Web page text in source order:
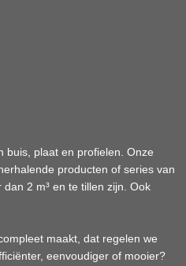
buis, plaat en profielen. Onze
producten of series van
2 m³ en te tillen zijn. Ook
maakt, dat regelen we
eenvoudiger of mooier?